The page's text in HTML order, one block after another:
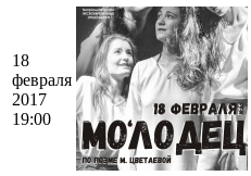
18
февраля
2017
19:00